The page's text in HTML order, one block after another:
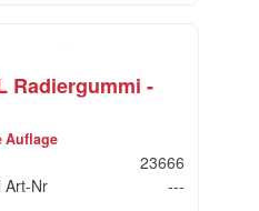
Radiergummi -
Auflage
23666
Art-Nr
---